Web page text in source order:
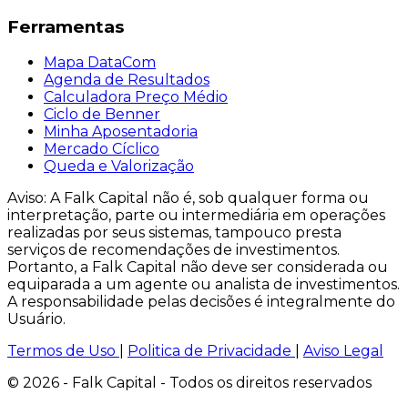
Ferramentas
Mapa DataCom
Agenda de Resultados
Calculadora Preço Médio
Ciclo de Benner
Minha Aposentadoria
Mercado Cíclico
Queda e Valorização
Aviso: A Falk Capital não é, sob qualquer forma ou
interpretação, parte ou intermediária em operações
realizadas por seus sistemas, tampouco presta
serviços de recomendações de investimentos.
Portanto, a Falk Capital não deve ser considerada ou
equiparada a um agente ou analista de investimentos.
A responsabilidade pelas decisões é integralmente do
Usuário.
Termos de Uso
Politica de Privacidade
Aviso Legal
© 2026 - Falk Capital - Todos os direitos reservados